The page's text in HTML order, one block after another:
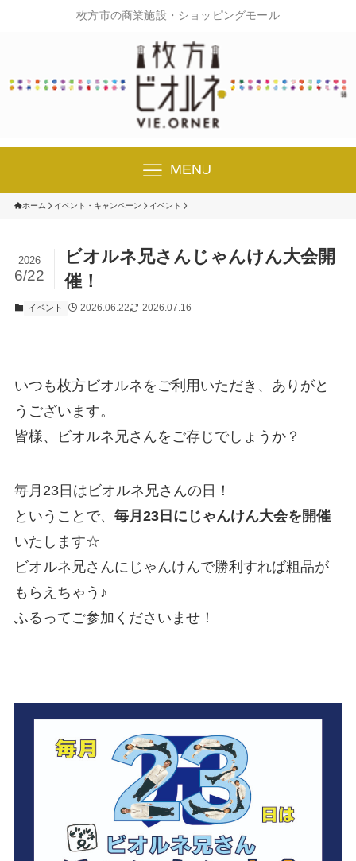
枚方市の商業施設・ショッピングモール
MENU
ホーム イベント・キャンペーン イベント
ビオルネ兄さんじゃんけん大会開
催！
2026
6/22
イベント 2026.06.22 2026.07.16
いつも枚方ビオルネをご利用いただき、ありがと
うございます。
皆様、ビオルネ兄さんをご存じでしょうか？
毎月23日はビオルネ兄さんの日！
ということで、 毎月23日にじゃんけん大会を開催
いたします☆
ビオルネ兄さんにじゃんけんで勝利すれば粗品が
もらえちゃう♪
ふるってご参加くださいませ！